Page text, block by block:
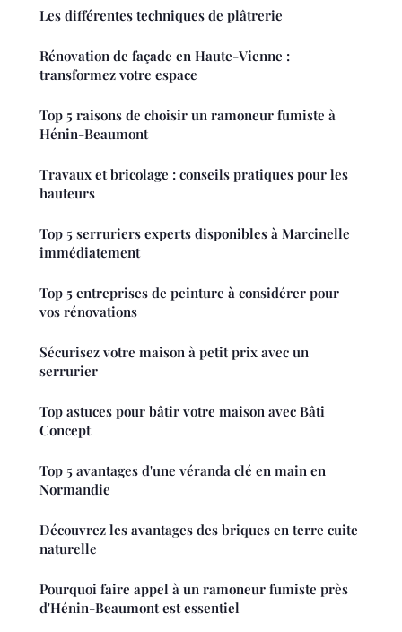
Les différentes techniques de plâtrerie
Rénovation de façade en Haute-Vienne :
transformez votre espace
Top 5 raisons de choisir un ramoneur fumiste à
Hénin-Beaumont
Travaux et bricolage : conseils pratiques pour les
hauteurs
Top 5 serruriers experts disponibles à Marcinelle
immédiatement
Top 5 entreprises de peinture à considérer pour
vos rénovations
Sécurisez votre maison à petit prix avec un
serrurier
Top astuces pour bâtir votre maison avec Bâti
Concept
Top 5 avantages d'une véranda clé en main en
Normandie
Découvrez les avantages des briques en terre cuite
naturelle
Pourquoi faire appel à un ramoneur fumiste près
d'Hénin-Beaumont est essentiel